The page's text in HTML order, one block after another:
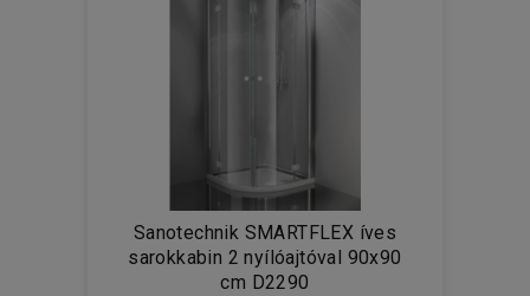
Sanotechnik SMARTFLEX íves
sarokkabin 2 nyílóajtóval 90x90
cm D2290